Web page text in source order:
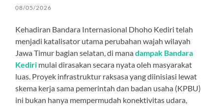
08/05/2026
Kehadiran Bandara Internasional Dhoho Kediri telah
menjadi katalisator utama perubahan wajah wilayah
Jawa Timur bagian selatan, di manadampak Bandara
Kediri mulai dirasakan secara nyata oleh masyarakat
luas. Proyek infrastruktur raksasa yang diinisiasi lewat
skema kerja sama pemerintah dan badan usaha (KPBU)
ini bukan hanya mempermudah konektivitas udara,